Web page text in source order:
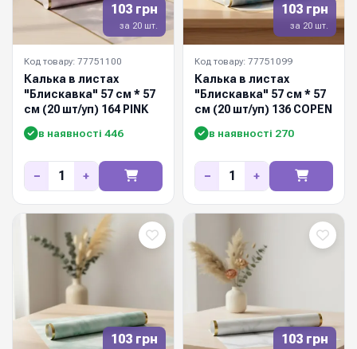
103 грн
за 20 шт.
Код товару: 77751100
Калька в листах
"Блискавка" 57 см * 57
см (20 шт/уп) 164 PINK
в наявності 446
− +
103 грн
за 20 шт.
Код товару: 77751099
Калька в листах
"Блискавка" 57 см * 57
см (20 шт/уп) 136 COPEN
в наявності 270
− +
103 грн 103 грн